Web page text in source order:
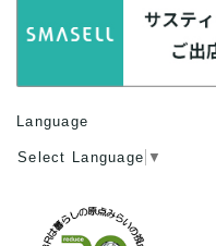
Language
Select Language ▼